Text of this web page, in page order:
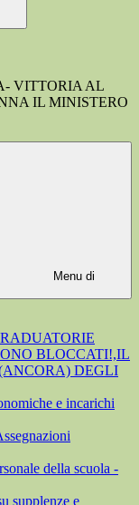
VITTORIA AL
IL MINISTERO
Menu di
BLOCCATI!,IL
DEGLI
e incarichi
della scuola -
supplenze e